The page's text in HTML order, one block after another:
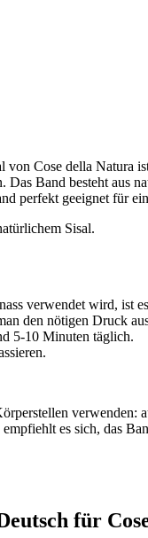
von Cose della
Das Band besteht aus
perfekt geeignet für
Sisal.
verwendet wird, ist
den nötigen Druck
5-10 Minuten täglich.
verwenden:
es sich, das
für